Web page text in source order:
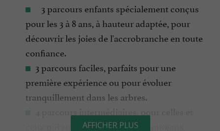
3 parcours enfants spécialement conçus
pour les 3 à 8 ans, à hauteur adaptée, pour
découvrir les joies de l'accrobranche en toute
confiance.
3 parcours faciles, parfaits pour une
première expérience ou pour évoluer
tranquillement dans les arbres.
ceux qui souhaitent relever de nouveaux
AFFICHER PLUS